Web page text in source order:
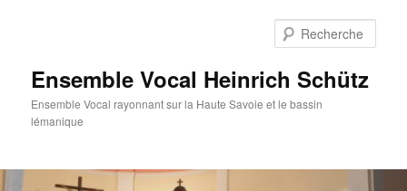
Ensemble Vocal Heinrich Schütz
Ensemble Vocal rayonnant sur la Haute Savoie et le bassin
lémanique